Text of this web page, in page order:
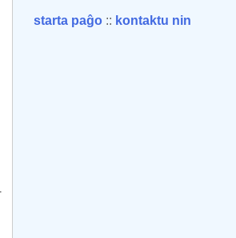
starta paĝo :: kontaktu nin